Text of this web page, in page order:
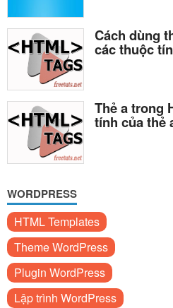
Cách dùng
các thuộc
Thẻ a trong
tính của thẻ
WORDPRESS
HTML Templates
Theme WordPress
Plugin WordPress
Lập trình WordPress